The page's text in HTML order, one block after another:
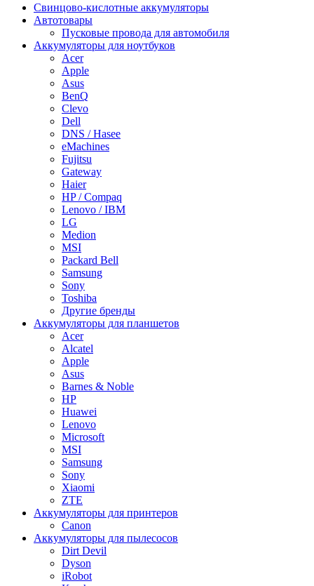
Cвинцово-кислотные аккумуляторы
Автотовары
Пусковые провода для автомобиля
Аккумуляторы для ноутбуков
Acer
Apple
Asus
BenQ
Clevo
Dell
DNS / Hasee
eMachines
Fujitsu
Gateway
Haier
HP / Compaq
Lenovo / IBM
LG
Medion
MSI
Packard Bell
Samsung
Sony
Toshiba
Другие бренды
Аккумуляторы для планшетов
Acer
Alcatel
Apple
Asus
Barnes & Noble
HP
Huawei
Lenovo
Microsoft
MSI
Samsung
Sony
Xiaomi
ZTE
Аккумуляторы для принтеров
Canon
Аккумуляторы для пылесосов
Dirt Devil
Dyson
iRobot